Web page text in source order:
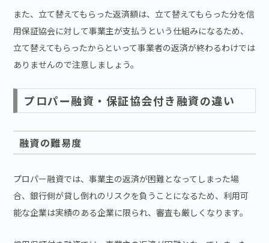
また、立て替えてもらった返済額は、立て替えてもらった分を信
用保証協会に対して事業主が支払うという仕組みになるため、
立て替えてもらったからといって事業者の返済が終わるわけでは
ありませんので注意しましょう。
プロパー融資・保証協会付き融資の違い
融資の難易度
プロパー融資では、事業主の返済が困難となってしまった場
合、銀行側が貸し倒れのリスクを負うことになるため、利用可
能な企業は実績のある企業に限られ、審査も厳しくなります。